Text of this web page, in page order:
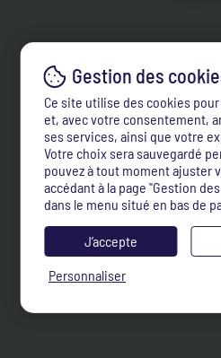
Ce site utilise des cookies
et, avec votre consentement,
ses services, ainsi que votre
Votre choix sera sauvegardé
pouvez à tout moment ajuster
accédant à la page "Gestion
dans le menu situé en bas de
J’accepte
Personnaliser